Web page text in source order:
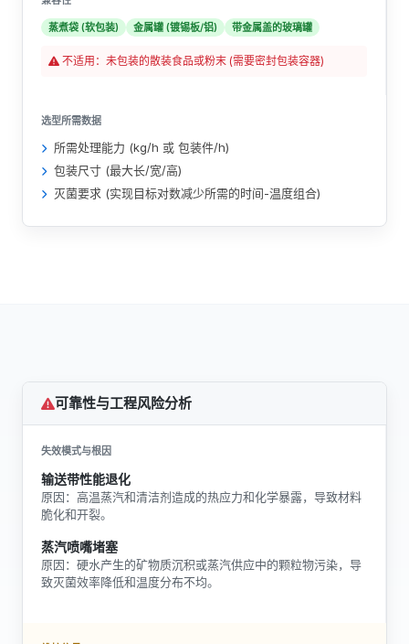
蒸煮袋 (软包装) 金属罐 (镀锡板/铝) 带金属盖的玻璃罐
不适用：未包装的散装食品或粉末 (需要密封包装容器)
选型所需数据
所需处理能力 (kg/h 或 包装件/h)
包装尺寸 (最大长/宽/高)
灭菌要求 (实现目标对数减少所需的时间-温度组合)
可靠性与工程风险分析
失效模式与根因
输送带性能退化
原因：高温蒸汽和清洁剂造成的热应力和化学暴露，导致材料
脆化和开裂。
蒸汽喷嘴堵塞
原因：硬水产生的矿物质沉积或蒸汽供应中的颗粒物污染，导
致灭菌效率降低和温度分布不均。